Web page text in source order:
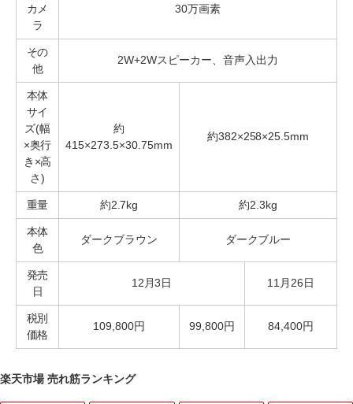
カメ
ラ
30万画素
その
他
2W+2Wスピーカー、音声入出力
本体
サイ
ズ(幅
×奥行
き×高
さ)
約
415×273.5×30.75mm
約382×258×25.5mm
重量 約2.7kg 約2.3kg
本体
色
ダークブラウン ダークブルー
発売
日
12月3日 11月26日
税別
価格
109,800円 99,800円 84,400円
楽天市場 売れ筋ランキング